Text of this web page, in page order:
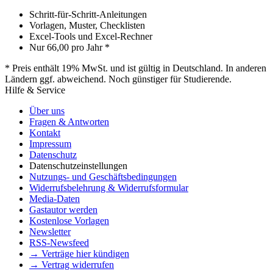
Schritt-für-Schritt-Anleitungen
Vorlagen, Muster, Checklisten
Excel-Tools und Excel-Rechner
Nur66,00 pro Jahr *
* Preis enthält 19% MwSt. und ist gültig in Deutschland. In anderen
Ländern ggf. abweichend. Noch günstiger für Studierende.
Hilfe & Service
Über uns
Fragen & Antworten
Kontakt
Impressum
Datenschutz
Datenschutzeinstellungen
Nutzungs- und Geschäftsbedingungen
Widerrufsbelehrung & Widerrufsformular
Media-Daten
Gastautor werden
Kostenlose Vorlagen
Newsletter
RSS-Newsfeed
→ Verträge hier kündigen
→ Vertrag widerrufen